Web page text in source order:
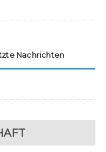
Nachrichten